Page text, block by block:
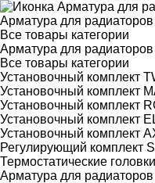
Арматура для радиаторов
Все товары категории
Арматура для радиаторов
Все товары категории
Установочный комплект
Установочный комплект
Установочный комплект
Установочный комплект
Установочный комплект
Регулирующий комплект
Термостатические головки
Арматура для